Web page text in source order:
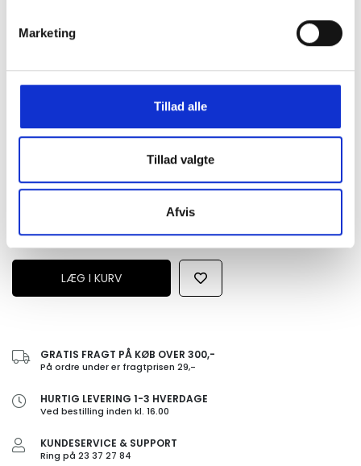
Marketing
Tillad alle
Tillad valgte
Afvis
Loose fit
Welt side pockets with zipper
Embroidered script logo
Modellen er 180 cm og fotografeter i str M
GRATIS FRAGT PÅ KØB OVER 300,-
På ordre under er fragtprisen 29,-
HURTIG LEVERING 1-3 HVERDAGE
Ved bestilling inden kl. 16.00
KUNDESERVICE & SUPPORT
Ring på 23 37 27 84